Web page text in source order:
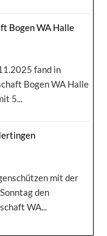
Bogen WA Halle
fand in
Bogen WA Halle
5...
mit der
den
WA...